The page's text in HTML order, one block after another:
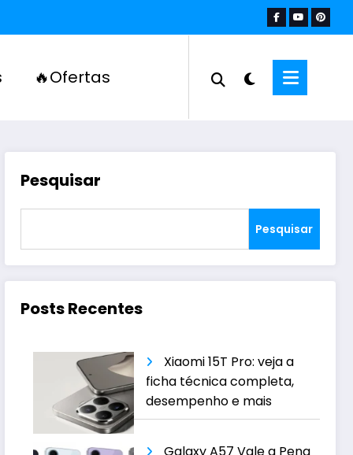
🔥Ofertas
Pesquisar
Pesquisar
Posts Recentes
Xiaomi 15T Pro: veja a
ficha técnica completa,
desempenho e mais